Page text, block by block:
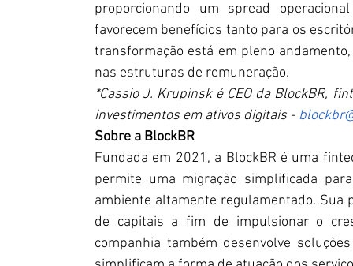
proporcionando um spread
favorecem benefícios tanto para os
transformação está em pleno
nas estruturas de remuneração.
*Cassio J. Krupinsk é CEO da BlockBR,
investimentos em ativos digitais -
Sobre a BlockBR
Fundada em 2021, a BlockBR é uma
permite uma migração simplificada
ambiente altamente regulamentado. Sua
de capitais a fim de impulsionar o
companhia também desenvolve